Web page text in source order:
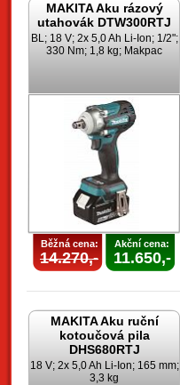
MAKITA Aku rázový
utahovák DTW300RTJ
BL; 18 V; 2x 5,0 Ah Li-Ion; 1/2";
330 Nm; 1,8 kg; Makpac
Běžná cena:
14.270,-
Akční cena:
11.650,-
MAKITA Aku ruční
kotoučová pila
DHS680RTJ
18 V; 2x 5,0 Ah Li-Ion; 165 mm;
3,3 kg